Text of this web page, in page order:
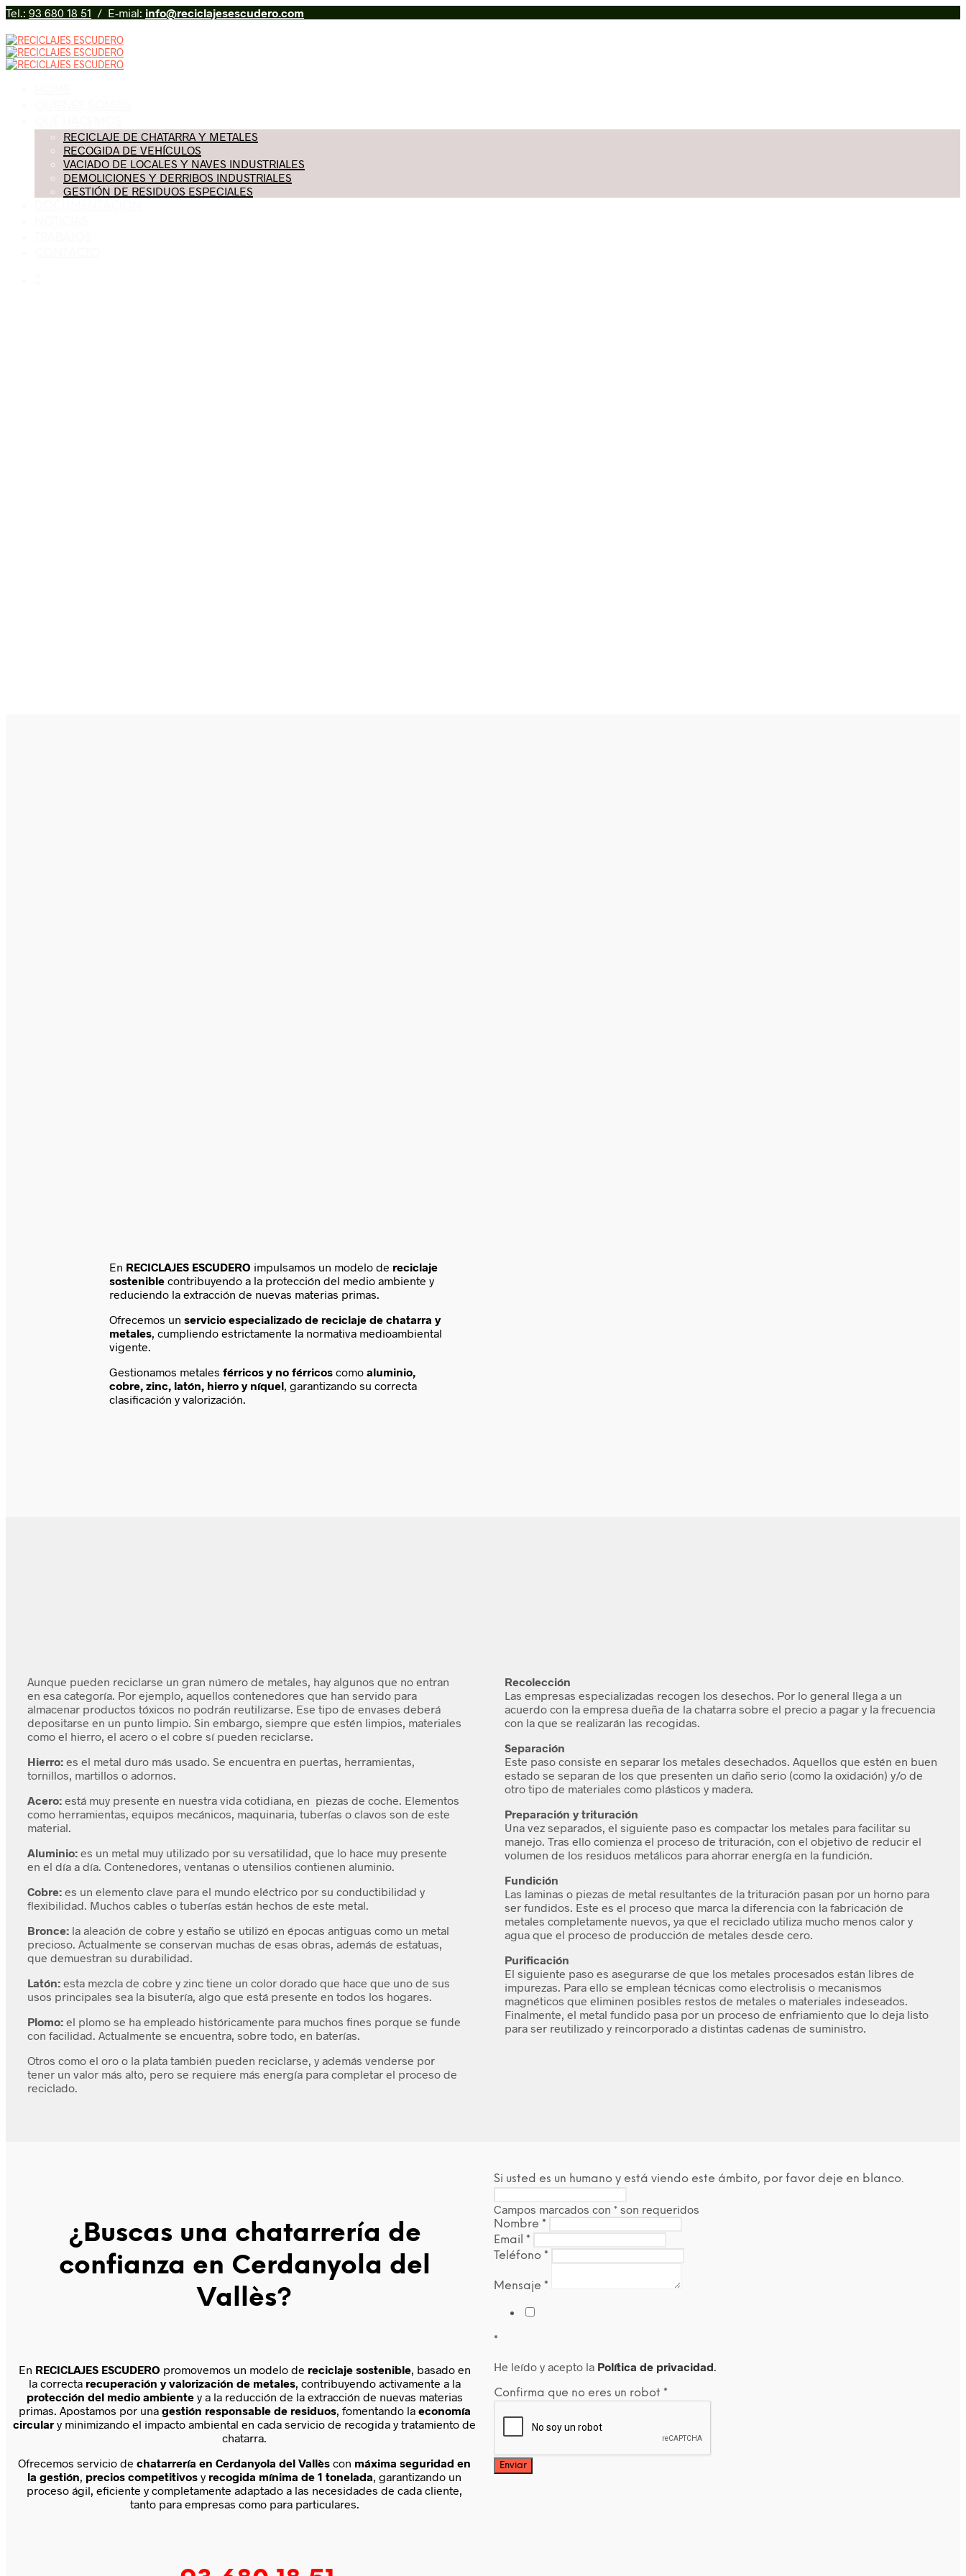
Tel.: 93 680 18 51 / E-mial: info@reciclajesescudero.com
RECICLAJE DE CHATARRA Y METALES
RECOGIDA DE VEHÍCULOS
VACIADO DE LOCALES Y NAVES INDUSTRIALES
DEMOLICIONES Y DERRIBOS INDUSTRIALES
GESTIÓN DE RESIDUOS ESPECIALES
En RECICLAJES ESCUDERO impulsamos un modelo de reciclaje
sostenible contribuyendo a la protección del medio ambiente y
reduciendo la extracción de nuevas materias primas.
Ofrecemos un servicio especializado de reciclaje de chatarra y
metales, cumpliendo estrictamente la normativa medioambiental
vigente.
Gestionamos metales férricos y no férricos como aluminio,
cobre, zinc, latón, hierro y níquel, garantizando su correcta
clasificación y valorización.
Aunque pueden reciclarse un gran número de metales, hay algunos que no entran
en esa categoría. Por ejemplo, aquellos contenedores que han servido para
almacenar productos tóxicos no podrán reutilizarse. Ese tipo de envases deberá
depositarse en un punto limpio. Sin embargo, siempre que estén limpios, materiales
como el hierro, el acero o el cobre sí pueden reciclarse.
Hierro: es el metal duro más usado. Se encuentra en puertas, herramientas,
tornillos, martillos o adornos.
Acero: está muy presente en nuestra vida cotidiana, en piezas de coche. Elementos
como herramientas, equipos mecánicos, maquinaria, tuberías o clavos son de este
material.
Aluminio: es un metal muy utilizado por su versatilidad, que lo hace muy presente
en el día a día. Contenedores, ventanas o utensilios contienen aluminio.
Cobre: es un elemento clave para el mundo eléctrico por su conductibilidad y
flexibilidad. Muchos cables o tuberías están hechos de este metal.
Bronce: la aleación de cobre y estaño se utilizó en épocas antiguas como un metal
precioso. Actualmente se conservan muchas de esas obras, además de estatuas,
que demuestran su durabilidad.
Latón: esta mezcla de cobre y zinc tiene un color dorado que hace que uno de sus
usos principales sea la bisutería, algo que está presente en todos los hogares.
Plomo: el plomo se ha empleado históricamente para muchos fines porque se funde
con facilidad. Actualmente se encuentra, sobre todo, en baterías.
Otros como el oro o la plata también pueden reciclarse, y además venderse por
tener un valor más alto, pero se requiere más energía para completar el proceso de
reciclado.
Recolección
Las empresas especializadas recogen los desechos. Por lo general llega a un
acuerdo con la empresa dueña de la chatarra sobre el precio a pagar y la frecuencia
con la que se realizarán las recogidas.
Separación
Este paso consiste en separar los metales desechados. Aquellos que estén en buen
estado se separan de los que presenten un daño serio (como la oxidación) y/o de
otro tipo de materiales como plásticos y madera.
Preparación y trituración
Una vez separados, el siguiente paso es compactar los metales para facilitar su
manejo. Tras ello comienza el proceso de trituración, con el objetivo de reducir el
volumen de los residuos metálicos para ahorrar energía en la fundición.
Fundición
Las laminas o piezas de metal resultantes de la trituración pasan por un horno para
ser fundidos. Este es el proceso que marca la diferencia con la fabricación de
metales completamente nuevos, ya que el reciclado utiliza mucho menos calor y
agua que el proceso de producción de metales desde cero.
Purificación
El siguiente paso es asegurarse de que los metales procesados están libres de
impurezas. Para ello se emplean técnicas como electrolisis o mecanismos
magnéticos que eliminen posibles restos de metales o materiales indeseados.
Finalmente, el metal fundido pasa por un proceso de enfriamiento que lo deja listo
para ser reutilizado y reincorporado a distintas cadenas de suministro.
¿Buscas una chatarrería de
confianza en Cerdanyola del
Vallès?
En RECICLAJES ESCUDERO promovemos un modelo de reciclaje sostenible, basado en
la correcta recuperación y valorización de metales, contribuyendo activamente a la
protección del medio ambientey a la reducción de la extracción de nuevas materias
primas. Apostamos por una gestión responsable de residuos, fomentando la economía
circulary minimizando el impacto ambiental en cada servicio de recogida y tratamiento de
chatarra.
Ofrecemos servicio de chatarrería en Cerdanyola del Vallès con máxima seguridad en
la gestión, precios competitivos y recogida mínima de 1 tonelada, garantizando un
proceso ágil, eficiente y completamente adaptado a las necesidades de cada cliente,
tanto para empresas como para particulares.
Si usted es un humano y está viendo este ámbito, por favor deje en blanco.
Campos marcados con * son requeridos
Nombre *
Email *
Teléfono *
Mensaje *
*
He leído y acepto la Política de privacidad.
Confirma que no eres un robot *